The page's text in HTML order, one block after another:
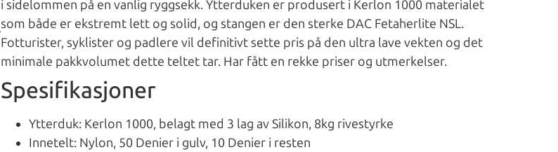
i sidelommen på en vanlig ryggsekk. Ytterduken er produsert i Kerlon 1000 materialet
som både er ekstremt lett og solid, og stangen er den sterke DAC Fetaherlite NSL.
Fotturister, syklister og padlere vil definitivt sette pris på den ultra lave vekten og det
minimale pakkvolumet dette teltet tar. Har fått en rekke priser og utmerkelser.
Spesifikasjoner
Ytterduk: Kerlon 1000, belagt med 3 lag av Silikon, 8kg rivestyrke
Innetelt: Nylon, 50 Denier i gulv, 10 Denier i resten